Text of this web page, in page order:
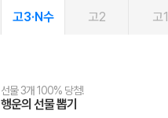
고3·N수 고2 고1
선물 3개 100% 당첨!
행운의 선물 뽑기
선물 100% 증정!
메가스터디 X 올리브
여름방학 스터디 캐시백
메가런 썸머스쿨
2027 러셀 단과
강사 공개선발
스마트러닝앱
설문 EVENT
메가패스
3일 무료 체험권
메가패스 수강생 무료혜택!
메가클럽 멤버십
사회공헌 캠페인
희망이룸 메가나눔